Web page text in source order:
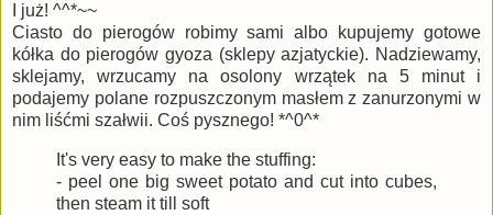
I już! ^^*~~
Ciasto do pierogów robimy sami albo kupujemy gotowe
kółka do pierogów gyoza (sklepy azjatyckie). Nadziewamy,
sklejamy, wrzucamy na osolony wrzątek na 5 minut i
podajemy polane rozpuszczonym masłem z zanurzonymi w
nim liśćmi szałwii. Coś pysznego! *^0^*
It's very easy to make the stuffing:
- peel one big sweet potato and cut into cubes,
then steam it till soft